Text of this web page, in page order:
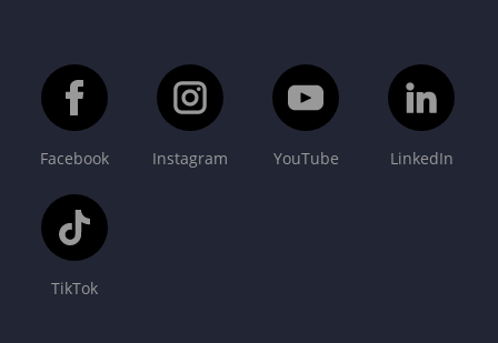
Facebook Instagram YouTube LinkedIn
TikTok